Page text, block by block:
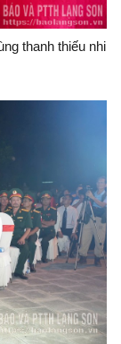
thanh thiếu nhi